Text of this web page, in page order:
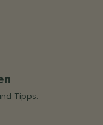
Tipps.